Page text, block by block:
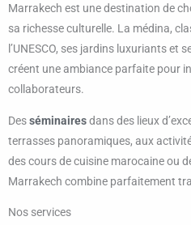
Marrakech est une destination de
sa richesse culturelle. La médina,
l’UNESCO, ses jardins luxuriants et
créent une ambiance parfaite pour
collaborateurs.
Desséminairesdans des lieux
terrasses panoramiques, aux
des cours de cuisine marocaine ou
Marrakech combine parfaitement
Nos services